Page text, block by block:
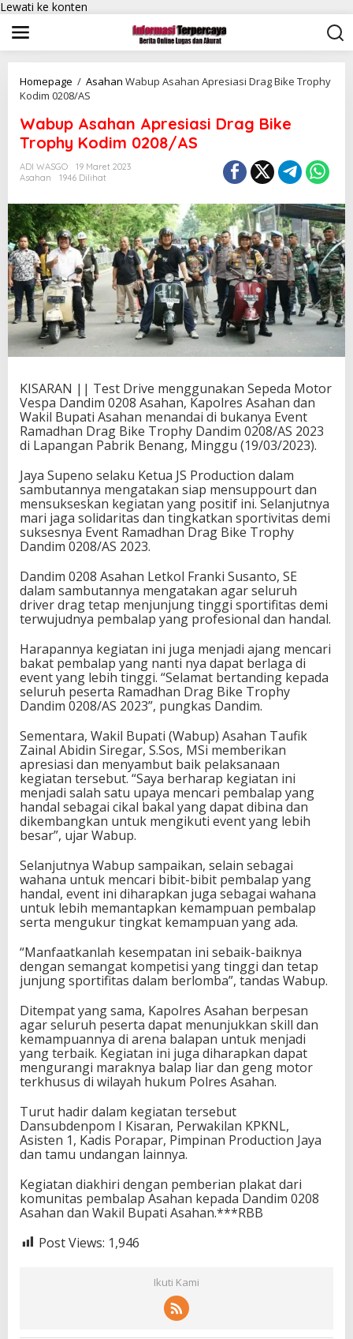
Lewati ke konten
Homepage / Asahan Wabup Asahan Apresiasi Drag Bike Trophy
Kodim 0208/AS
Wabup Asahan Apresiasi Drag Bike
Trophy Kodim 0208/AS
ADI WASGO
19 Maret 2023
Asahan
1946 Dilihat
KISARAN || Test Drive menggunakan Sepeda Motor
Vespa Dandim 0208 Asahan, Kapolres Asahan dan
Wakil Bupati Asahan menandai di bukanya Event
Ramadhan Drag Bike Trophy Dandim 0208/AS 2023
di Lapangan Pabrik Benang, Minggu (19/03/2023).
Jaya Supeno selaku Ketua JS Production dalam
sambutannya mengatakan siap mensuppourt dan
mensukseskan kegiatan yang positif ini. Selanjutnya
mari jaga solidaritas dan tingkatkan sportivitas demi
suksesnya Event Ramadhan Drag Bike Trophy
Dandim 0208/AS 2023.
Dandim 0208 Asahan Letkol Franki Susanto, SE
dalam sambutannya mengatakan agar seluruh
driver drag tetap menjunjung tinggi sportifitas demi
terwujudnya pembalap yang profesional dan handal.
Harapannya kegiatan ini juga menjadi ajang mencari
bakat pembalap yang nanti nya dapat berlaga di
event yang lebih tinggi. “Selamat bertanding kepada
seluruh peserta Ramadhan Drag Bike Trophy
Dandim 0208/AS 2023”, pungkas Dandim.
Sementara, Wakil Bupati (Wabup) Asahan Taufik
Zainal Abidin Siregar, S.Sos, MSi memberikan
apresiasi dan menyambut baik pelaksanaan
kegiatan tersebut. “Saya berharap kegiatan ini
menjadi salah satu upaya mencari pembalap yang
handal sebagai cikal bakal yang dapat dibina dan
dikembangkan untuk mengikuti event yang lebih
besar”, ujar Wabup.
Selanjutnya Wabup sampaikan, selain sebagai
wahana untuk mencari bibit-bibit pembalap yang
handal, event ini diharapkan juga sebagai wahana
untuk lebih memantapkan kemampuan pembalap
serta mengukur tingkat kemampuan yang ada.
“Manfaatkanlah kesempatan ini sebaik-baiknya
dengan semangat kompetisi yang tinggi dan tetap
junjung sportifitas dalam berlomba”, tandas Wabup.
Ditempat yang sama, Kapolres Asahan berpesan
agar seluruh peserta dapat menunjukkan skill dan
kemampuannya di arena balapan untuk menjadi
yang terbaik. Kegiatan ini juga diharapkan dapat
mengurangi maraknya balap liar dan geng motor
terkhusus di wilayah hukum Polres Asahan.
Turut hadir dalam kegiatan tersebut
Dansubdenpom I Kisaran, Perwakilan KPKNL,
Asisten 1, Kadis Porapar, Pimpinan Production Jaya
dan tamu undangan lainnya.
Kegiatan diakhiri dengan pemberian plakat dari
komunitas pembalap Asahan kepada Dandim 0208
Asahan dan Wakil Bupati Asahan.***RBB
Post Views: 1,946
Ikuti Kami